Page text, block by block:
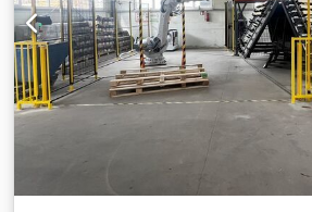
Ratų skersmuo – 710 mm • Išėjimo
Dvigubi prispaudžiamieji ritinėliai